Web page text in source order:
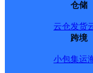
仓储
云仓发货
跨境
小包集运